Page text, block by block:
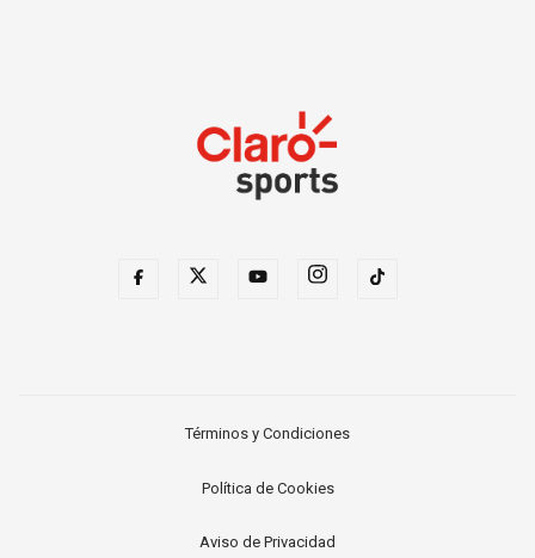
Términos y Condiciones
Política de Cookies
Aviso de Privacidad